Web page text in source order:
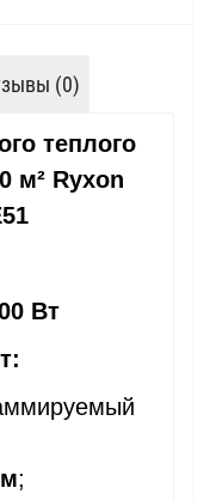
(0)
теплого
м² Ryxon
Вт
;